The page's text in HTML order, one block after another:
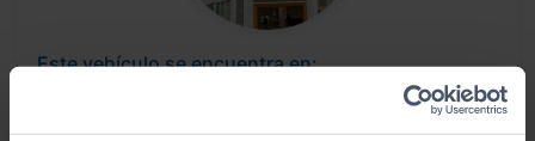
Este vehículo se encuentra en: